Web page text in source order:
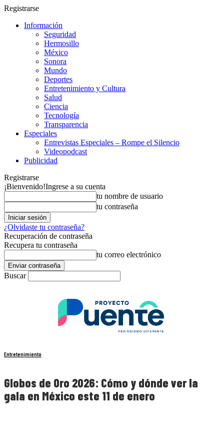
Registrarse
Información
Seguridad
Hermosillo
México
Sonora
Mundo
Deportes
Entretenimiento y Cultura
Salud
Ciencia
Tecnología
Transparencia
Especiales
Entrevistas Especiales – Rompe el Silencio
Videopodcast
Publicidad
Registrarse
¡Bienvenido!Ingrese a su cuenta
tu nombre de usuario
tu contraseña
¿Olvidaste tu contraseña?
Recuperación de contraseña
Recupera tu contraseña
tu correo electrónico
Buscar
Entretenimiento
Globos de Oro 2026: Cómo y dónde ver la
gala en México este 11 de enero